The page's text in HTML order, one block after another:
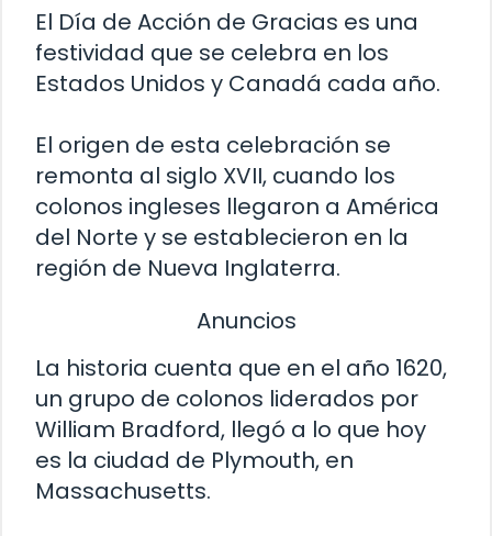
El Día de Acción de Gracias es una
festividad que se celebra en los
Estados Unidos y Canadá cada año.
El origen de esta celebración se
remonta al siglo XVII, cuando los
colonos ingleses llegaron a América
del Norte y se establecieron en la
región de Nueva Inglaterra.
Anuncios
La historia cuenta que en el año 1620,
un grupo de colonos liderados por
William Bradford, llegó a lo que hoy
es la ciudad de Plymouth, en
Massachusetts.